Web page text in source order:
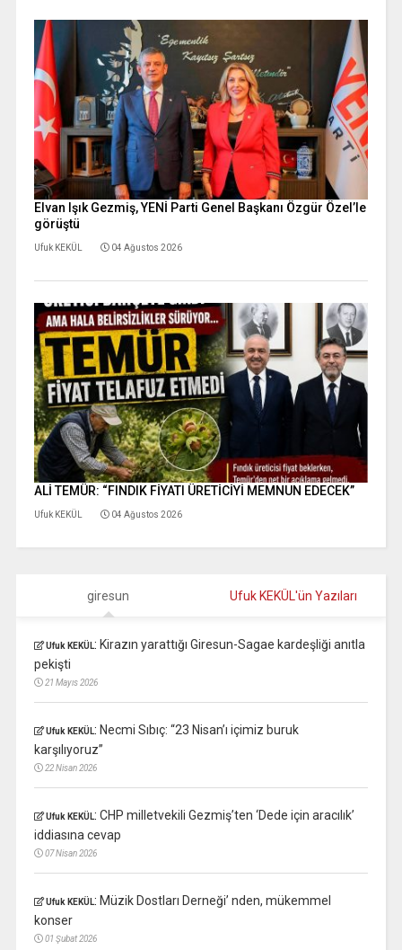
Elvan Işık Gezmiş, YENİ Parti Genel Başkanı Özgür Özel’le
görüştü
Ufuk KEKÜL 04 Ağustos 2026
ALİ TEMÜR: “FINDIK FİYATI ÜRETİCİYİ MEMNUN EDECEK”
Ufuk KEKÜL 04 Ağustos 2026
giresun Ufuk KEKÜL'ün Yazıları
Ufuk KEKÜL: Kirazın yarattığı Giresun-Sagae kardeşliği anıtla
pekişti
21 Mayıs 2026
Ufuk KEKÜL: Necmi Sıbıç: “23 Nisan’ı içimiz buruk
karşılıyoruz”
22 Nisan 2026
Ufuk KEKÜL: CHP milletvekili Gezmiş’ten ‘Dede için aracılık’
iddiasına cevap
07 Nisan 2026
Ufuk KEKÜL: Müzik Dostları Derneği’ nden, mükemmel
konser
01 Şubat 2026